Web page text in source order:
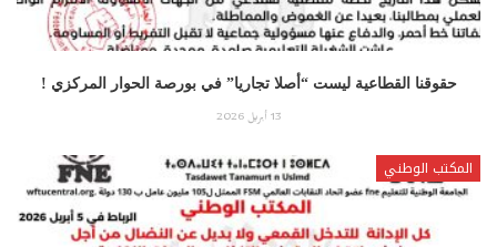
حقوقنا القطاعية ليست “أصلا تجاريا” في بورصة الحوار المركزي !
13 أبريل 2026
المكتب الوطني